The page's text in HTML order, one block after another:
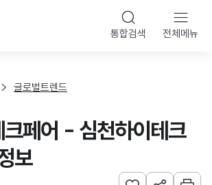
통합검색 전체메뉴
글로벌트렌드
크페어 - 심천하이테크
보